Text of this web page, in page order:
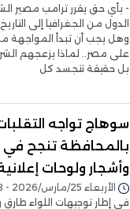
- بأي حق يقرر ترامب مصير
الدول من الجغرافيا إلى
وهل يجب أن تبدأ المواجهة
على مصر.. لماذا يزعجهم
بل حقيقة تتجسد كل
سوهاج تواجه
بالمحافظة تنجح في
وأشجار ولوحات
الأربعاء 25/مارس/2026 - 11:58 م
في إطار توجيهات اللواء